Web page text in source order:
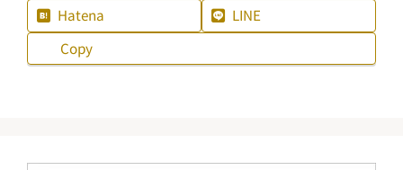
Hatena
LINE
Copy